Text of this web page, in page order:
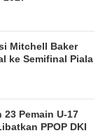
Mitchell Baker
ke Semifinal Piala
Pemain U-17
PPOP DKI